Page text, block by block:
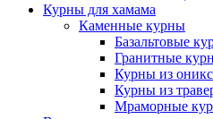
Курны для хамама
Каменные курны
Базальтовые
Гранитные
Курны из
Курны из
Мраморные